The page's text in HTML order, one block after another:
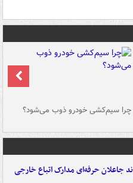
چرا سیم‌کشی خودرو ذوب می‌شود؟
جاعلان حرفه‌ای مدارک اتباع خارجی